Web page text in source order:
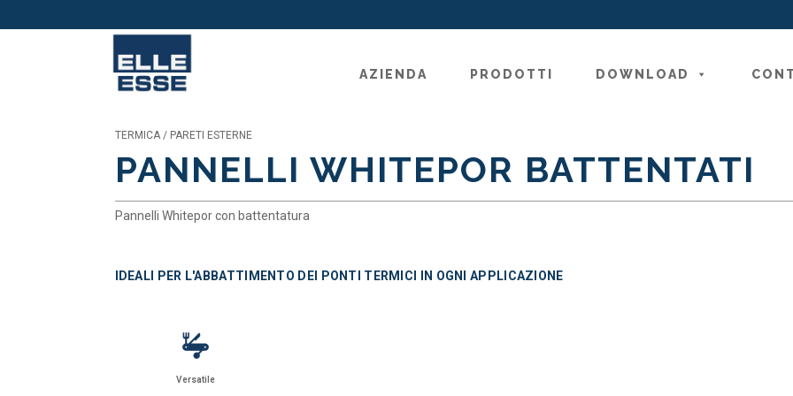
Se cerchi un prodotto, entra nella ricerca più adeguata alle tue esigenze:
-ricerca semplice
ricerca avanzata
AZIENDA PRODOTTI DOWNLOAD
TERMICA / PARETI ESTERNE
PANNELLI WHITEPOR BATTENTATI
Pannelli Whitepor con battentatura
IDEALI PER L'ABBATTIMENTO DEI PONTI TERMICI IN OGNI APPLICAZIONE
Versatile